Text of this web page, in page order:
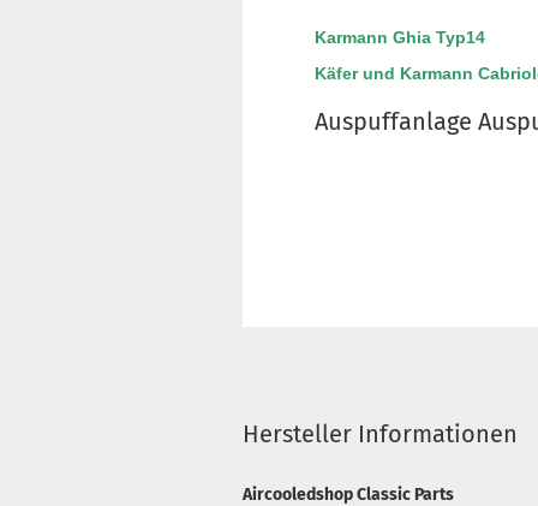
Karmann Ghia Typ14
Käfer und Karmann
Auspuffanlage
Hersteller Informationen
Aircooledshop Classic Parts